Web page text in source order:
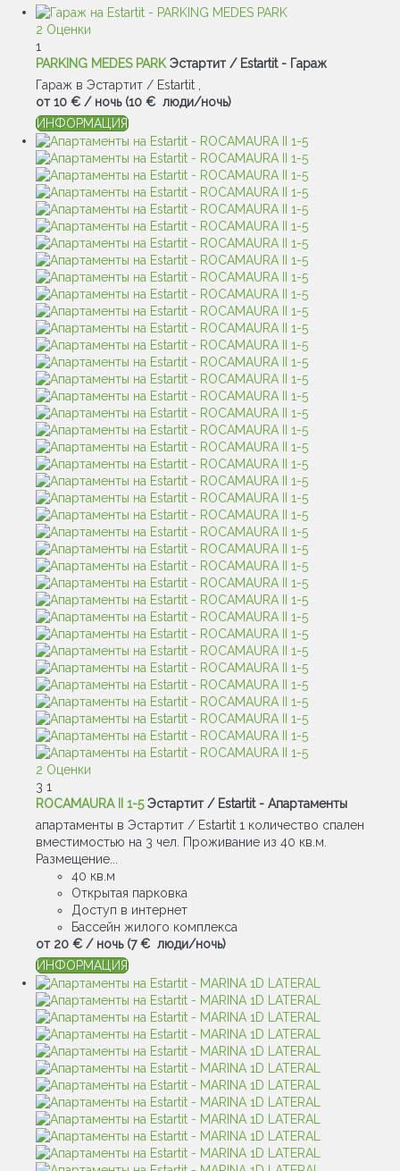
2 Оценки
1
PARKING MEDES PARK Эстартит / Estartit - Гараж
Гараж в Эстартит / Estartit ,
от 10 € / ночь (10 € люди/ночь)
ИНФОРМАЦИЯ
2 Оценки
3 1
ROCAMAURA II 1-5 Эстартит / Estartit - Апартаменты
апартаменты в Эстартит / Estartit 1 количество спален
вместимостью на 3 чел. Проживание из 40 кв.м.
Размещение...
40 кв.м
Открытая парковка
Доступ в интернет
Бассейн жилого комплекса
от 20 € / ночь (7 € люди/ночь)
ИНФОРМАЦИЯ